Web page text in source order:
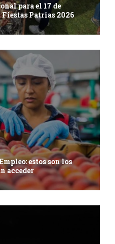
para el 17 de
Patrias 2026
estos son los
acceder